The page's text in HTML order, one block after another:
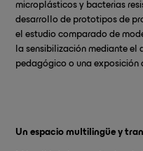
microplásticos y bacterias
desarrollo de prototipos de
el estudio comparado de
la sensibilización mediante el
pedagógico o una exposición
Un espacio multilingüe y